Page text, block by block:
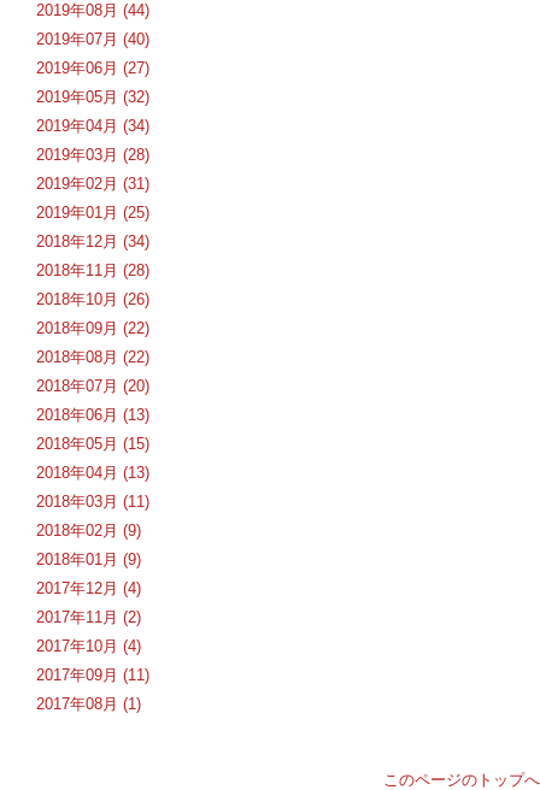
2019年08月 (44)
2019年07月 (40)
2019年06月 (27)
2019年05月 (32)
2019年04月 (34)
2019年03月 (28)
2019年02月 (31)
2019年01月 (25)
2018年12月 (34)
2018年11月 (28)
2018年10月 (26)
2018年09月 (22)
2018年08月 (22)
2018年07月 (20)
2018年06月 (13)
2018年05月 (15)
2018年04月 (13)
2018年03月 (11)
2018年02月 (9)
2018年01月 (9)
2017年12月 (4)
2017年11月 (2)
2017年10月 (4)
2017年09月 (11)
2017年08月 (1)
このページのトップへ